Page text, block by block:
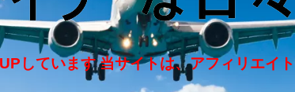
しています 当サイトは、アフィリエイ